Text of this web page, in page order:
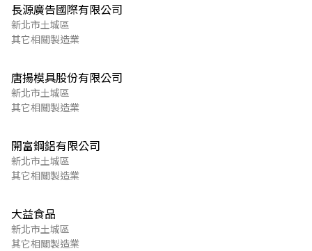
長源廣告國際有限公司
新北市土城區
其它相關製造業
唐揚模具股份有限公司
新北市土城區
其它相關製造業
開富鋼鋁有限公司
新北市土城區
其它相關製造業
大益食品
新北市土城區
其它相關製造業